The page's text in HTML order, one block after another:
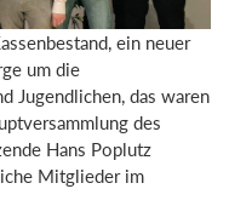
ein neuer
um die
Jugendlichen, das waren
des
Hans Poplutz
Mitglieder im